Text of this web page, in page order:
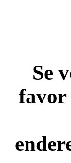
Se
favor